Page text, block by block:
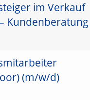
im Verkauf
Kundenberatung
(m/w/d)